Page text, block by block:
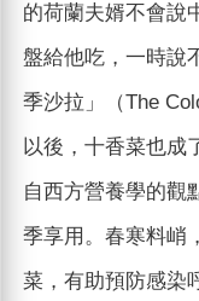
的荷蘭夫婿不會說
盤給他吃，一時說
季沙拉」（The
以後，十香菜也成
自西方營養學的觀
季享用。春寒料峭
菜，有助預防感染